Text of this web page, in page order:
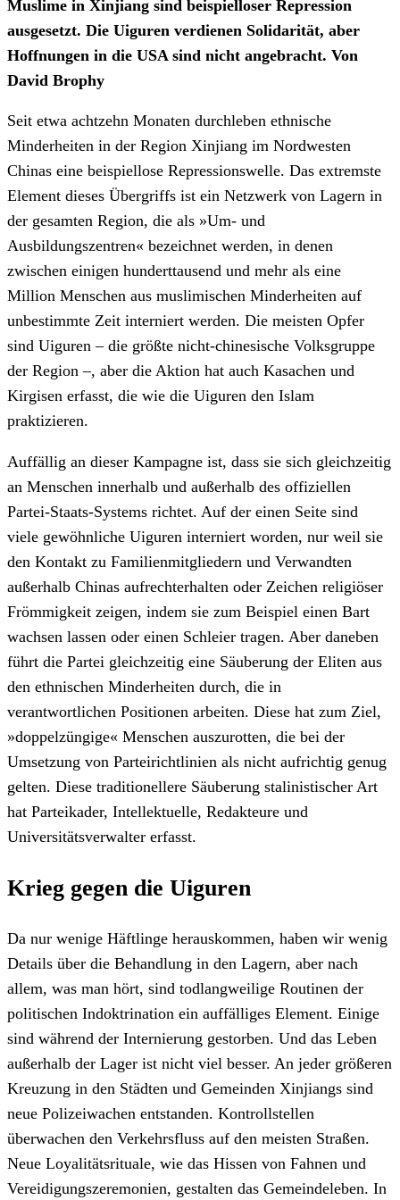
Muslime in Xinjiang sind beispielloser Repression
ausgesetzt. Die Uiguren verdienen Solidarität, aber
Hoffnungen in die USA sind nicht angebracht. Von
David Brophy
Seit etwa achtzehn Monaten durchleben ethnische
Minderheiten in der Region Xinjiang im Nordwesten
Chinas eine beispiellose Repressionswelle. Das extremste
Element dieses Übergriffs ist ein Netzwerk von Lagern in
der gesamten Region, die als »Um- und
Ausbildungszentren« bezeichnet werden, in denen
zwischen einigen hunderttausend und mehr als eine
Million Menschen aus muslimischen Minderheiten auf
unbestimmte Zeit interniert werden. Die meisten Opfer
sind Uiguren – die größte nicht-chinesische Volksgruppe
der Region –, aber die Aktion hat auch Kasachen und
Kirgisen erfasst, die wie die Uiguren den Islam
praktizieren.
Auffällig an dieser Kampagne ist, dass sie sich gleichzeitig
an Menschen innerhalb und außerhalb des offiziellen
Partei-Staats-Systems richtet. Auf der einen Seite sind
viele gewöhnliche Uiguren interniert worden, nur weil sie
den Kontakt zu Familienmitgliedern und Verwandten
außerhalb Chinas aufrechterhalten oder Zeichen religiöser
Frömmigkeit zeigen, indem sie zum Beispiel einen Bart
wachsen lassen oder einen Schleier tragen. Aber daneben
führt die Partei gleichzeitig eine Säuberung der Eliten aus
den ethnischen Minderheiten durch, die in
verantwortlichen Positionen arbeiten. Diese hat zum Ziel,
»doppelzüngige« Menschen auszurotten, die bei der
Umsetzung von Parteirichtlinien als nicht aufrichtig genug
gelten. Diese traditionellere Säuberung stalinistischer Art
hat Parteikader, Intellektuelle, Redakteure und
Universitätsverwalter erfasst.
Krieg gegen die Uiguren
Da nur wenige Häftlinge herauskommen, haben wir wenig
Details über die Behandlung in den Lagern, aber nach
allem, was man hört, sind todlangweilige Routinen der
politischen Indoktrination ein auffälliges Element. Einige
sind während der Internierung gestorben. Und das Leben
außerhalb der Lager ist nicht viel besser. An jeder größeren
Kreuzung in den Städten und Gemeinden Xinjiangs sind
neue Polizeiwachen entstanden. Kontrollstellen
überwachen den Verkehrsfluss auf den meisten Straßen.
Neue Loyalitätsrituale, wie das Hissen von Fahnen und
Vereidigungszeremonien, gestalten das Gemeindeleben. In